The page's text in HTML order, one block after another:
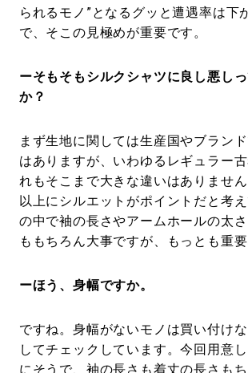
られるモノ”となるグッと遭遇率は下
で、そこの見極めが重要です。
ーそもそもシルクシャツに良し悪し
か？
まず生地に関しては生産国やブラン
はありますが、いわゆるレギュラー
れもそこまで大きな違いはありませ
以上にシルエットがポイントだと考
の中で袖の長さやアームホールの太
ももちろん大事ですが、もっとも重要
ーほう、身幅ですか。
ですね。身幅がないモノは買い付け
してチェックしています。今回用意
にそうで、袖の長さも着丈の長さもち